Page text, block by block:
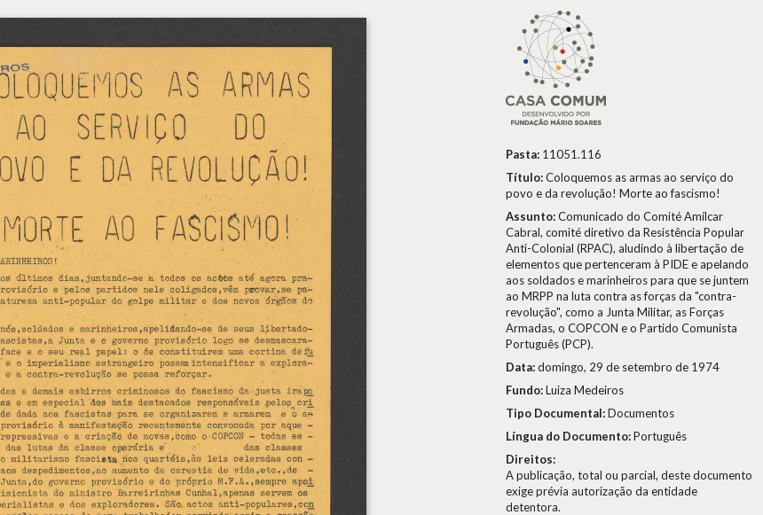
Pasta: 11051.116
Título:Coloquemos as armas ao serviço do
povo e da revolução! Morte ao fascismo!
Assunto:Comunicado do Comité Amílcar
Cabral, comité diretivo da Resistência Popular
Anti-Colonial (RPAC), aludindo à libertação de
elementos que pertenceram à PIDE e apelando
aos soldados e marinheiros para que se juntem
ao MRPP na luta contra as forças da "contra-
revolução", como a Junta Militar, as Forças
Armadas, o COPCON e o Partido Comunista
Português (PCP).
Data:domingo, 29 de setembro de 1974
Fundo:Luiza Medeiros
Tipo Documental:Documentos
Língua do Documento:Português
Direitos:
A publicação, total ou parcial, deste documento
exige prévia autorização da entidade
detentora.